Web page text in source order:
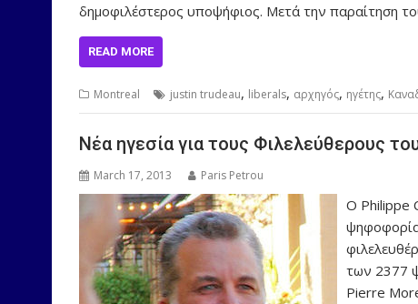
δημοφιλέστερος υποψήφιος. Μετά την παραίτηση
READ MORE
Montreal justin trudeau, liberals, αρχηγός, ηγέτης,
Νέα ηγεσία για τους Φιλελεύθερους
March 17, 2013 Paris Petrou
Ο Philippe
των 2377
Pierre